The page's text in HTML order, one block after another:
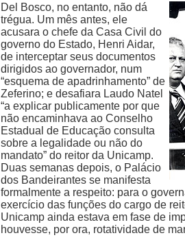
Del Bosco, no entanto, não dá
trégua. Um mês antes, ele
acusara o chefe da Casa Civil do
governo do Estado, Henri Aidar,
de interceptar seus documentos
dirigidos ao governador, num
“esquema de apadrinhamento” de
Zeferino; e desafiara Laudo Natel
“a explicar publicamente por que
não encaminhava ao Conselho
Estadual de Educação consulta
sobre a legalidade ou não do
mandato” do reitor da Unicamp.
Duas semanas depois, o Palácio
dos Bandeirantes se manifesta
formalmente a respeito: para o
exercício das funções do cargo de
Unicamp ainda estava em fase de
houvesse, por ora, rotatividade de